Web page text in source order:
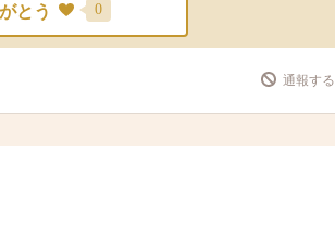
とう 0
通報する